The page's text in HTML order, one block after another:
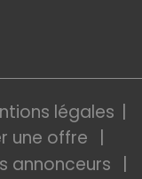
légales
une offre
annonceurs